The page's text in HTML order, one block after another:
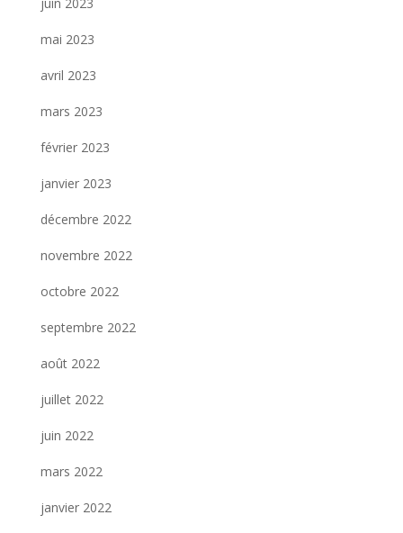
mai 2023
avril 2023
mars 2023
février 2023
janvier 2023
décembre 2022
novembre 2022
octobre 2022
septembre 2022
août 2022
juillet 2022
juin 2022
mars 2022
janvier 2022